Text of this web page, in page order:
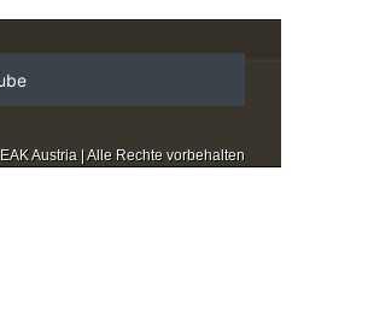
Austria | Alle Rechte vorbehalten